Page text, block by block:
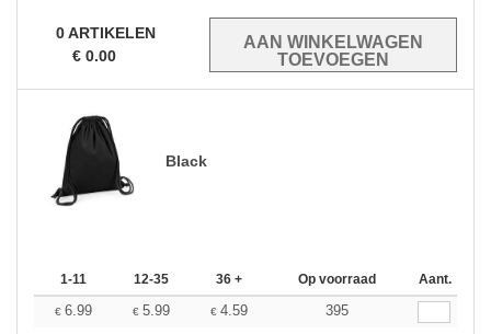
0ARTIKELEN
€ 0.00
Black
1-11 12-35 36 + Op voorraad Aant.
€ 6.99 € 5.99 € 4.59 395